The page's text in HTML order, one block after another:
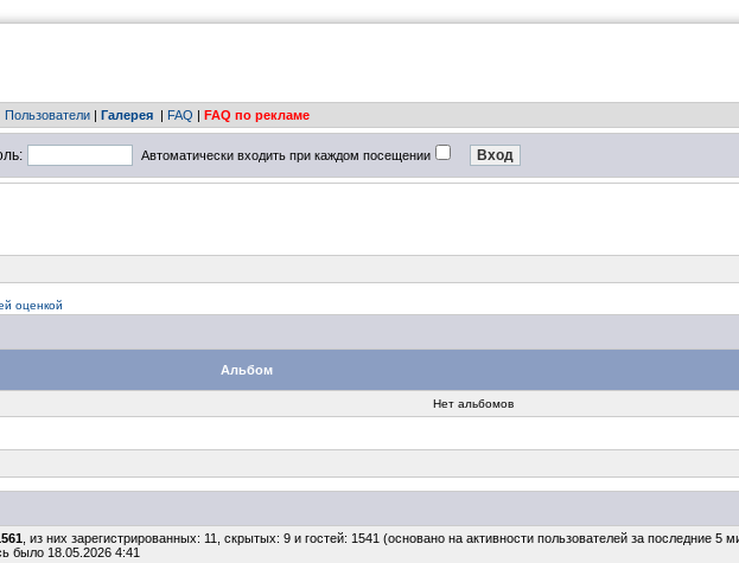
Пользователи | Галерея | FAQ | FAQ по рекламе
Автоматически входить при каждом посещении
оценкой
Альбом
Нет альбомов
, из них зарегистрированных: 11, скрытых: 9 и гостей: 1541 (основано на активности пользователей за последние 5
было 18.05.2026 4:41